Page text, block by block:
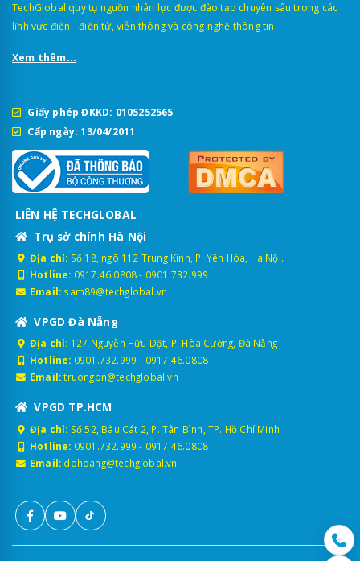
TechGlobal quy tụ nguồn nhân lực được đào tạo chuyên sâu trong các
lĩnh vực điện - điện tử, viễn thông và công nghệ thông tin.
Xem thêm...
Giấy phép ĐKKD: 0105252565
Cấp ngày: 13/04/2011
LIÊN HỆ TECHGLOBAL
Trụ sở chính Hà Nội
Địa chỉ: Số 18, ngõ 112 Trung Kính, P. Yên Hòa, Hà Nội.
Hotline: 0917.46.0808- 0901.732.999
Email: sam89@techglobal.vn
VPGD Đà Nẵng
Địa chỉ: 127 Nguyễn Hữu Dật, P. Hòa Cường, Đà Nẵng
Hotline: 0901.732.999 - 0917.46.0808
Email: truongbn@techglobal.vn
VPGD TP.HCM
Địa chỉ: Số 52, Bàu Cát 2, P. Tân Bình, TP. Hồ Chí Minh
Hotline: 0901.732.999 - 0917.46.0808
Email: dohoang@techglobal.vn